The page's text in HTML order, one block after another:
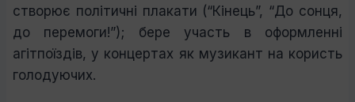
створює політичні плакати (“Кінець”, “До сонця,
до перемоги!”); бере участь в оформленні
агітпоїздів, у концертах як музикант на користь
голодуючих.